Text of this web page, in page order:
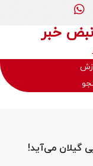
نبض خبر
گیلان می‌آید!